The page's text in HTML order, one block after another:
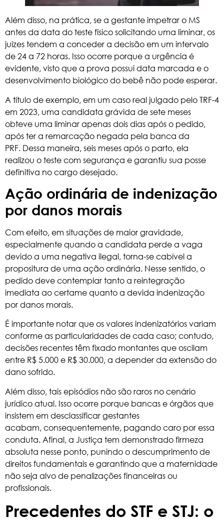
Além disso, na prática, se a gestante impetrar o MS
antes da data do teste físico solicitando uma liminar, os
juízes tendem a conceder a decisão em um intervalo
de 24 a 72 horas. Isso ocorre porque a urgência é
evidente, visto que a prova possui data marcada e o
desenvolvimento biológico do bebê não pode esperar.
A título de exemplo, em um caso real julgado pelo TRF-4
em 2023, uma candidata grávida de sete meses
obteve uma liminar apenas dois dias após o pedido,
após ter a remarcação negada pela banca da
PRF. Dessa maneira, seis meses após o parto, ela
realizou o teste com segurança e garantiu sua posse
definitiva no cargo desejado.
Ação ordinária de indenização
por danos morais
Com efeito, em situações de maior gravidade,
especialmente quando a candidata perde a vaga
devido a uma negativa ilegal, torna-se cabível a
propositura de uma ação ordinária. Nesse sentido, o
pedido deve contemplar tanto a reintegração
imediata ao certame quanto a devida indenização
por danos morais.
É importante notar que os valores indenizatórios variam
conforme as particularidades de cada caso; contudo,
decisões recentes têm fixado montantes que oscilam
entre R$ 5.000 e R$ 30.000, a depender da extensão do
dano sofrido.
Além disso, tais episódios não são raros no cenário
jurídico atual. Isso ocorre porque bancas e órgãos que
insistem em desclassificar gestantes
acabam, consequentemente, pagando caro por essa
conduta. Afinal, a Justiça tem demonstrado firmeza
absoluta nesse ponto, punindo o descumprimento de
direitos fundamentais e garantindo que a maternidade
não seja alvo de penalizações financeiras ou
profissionais.
Precedentes do STF e STJ: o